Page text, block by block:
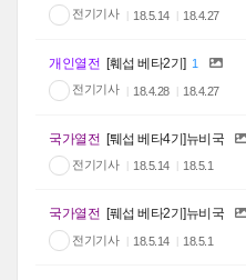
전기기사 18.5.14 18.4.27
개인열전 [훼섭 베타2기] 1
전기기사
18.4.28 18.4.27
국가열전 [퉤섭 베타4기]뉴비국
전기기사 18.5.14 18.5.1
국가열전 [풰섭 베타2기]뉴비국
전기기사 18.5.14 18.5.1